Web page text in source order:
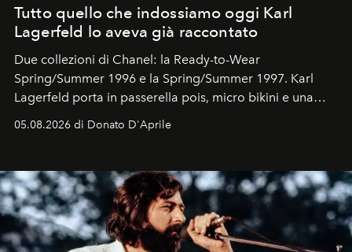
Tutto quello che indossiamo oggi Karl
Lagerfeld lo aveva già raccontato
Due collezioni di Chanel: la Ready-to-Wear
Spring/Summer 1996 e la Spring/Summer 1997. Karl
Lagerfeld porta in passerella pois, micro bikini e una
logomania pensata per la spiaggia
Kate, Claudia e Carla una dietro l'altra. Trent'anni dopo,
uno dei documenti più contemporanei che abbiamo.
05.08.2026 di Donato D'Aprile